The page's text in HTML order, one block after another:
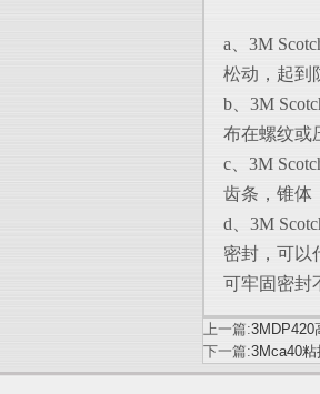
a、3M
松动，起到
b、3M
布在螺纹或
c、3M
齿条，锥体
d、3M
密封，可以
可牢固密封
上一篇:3MDP420
下一篇:3Mca40粘